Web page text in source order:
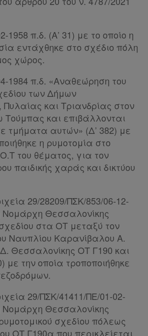
1958 π.δ. (Α’ 31) με το οποίο η
εντάχθηκε στο σχέδιο πόλη
χώρος.
1984 π.δ. «Αναθεώρηση του
των Δήμων
και Τριανδρίας στον
Τούμπας και επιβάλλονται
τμήματα αυτών» (Δ’ 382) με
η ρυμοτομία στο
του θέματος, για τον
παιδικής χαράς και δικτύου
29/28209/ΠΣΚ/853/06-12-
Θεσσαλονίκης
στα ΟΤ μεταξύ τον
Ναυπλίου Καρανίβαλου Α.
Θεσσαλονίκης ΟΤ Γ190 και
με την οποία τροποποιήθηκε
29/ΠΣΚ/41411/ΠΕ/01-02-
Θεσσαλονίκης
σχεδίου πόλεως
ΟΤ Γ190α που περικλείεται